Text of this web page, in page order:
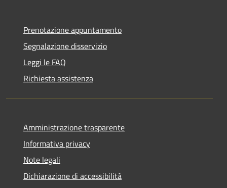
Prenotazione appuntamento
Segnalazione disservizio
Leggi le FAQ
Richiesta assistenza
Amministrazione trasparente
Informativa privacy
Note legali
Dichiarazione di accessibilità